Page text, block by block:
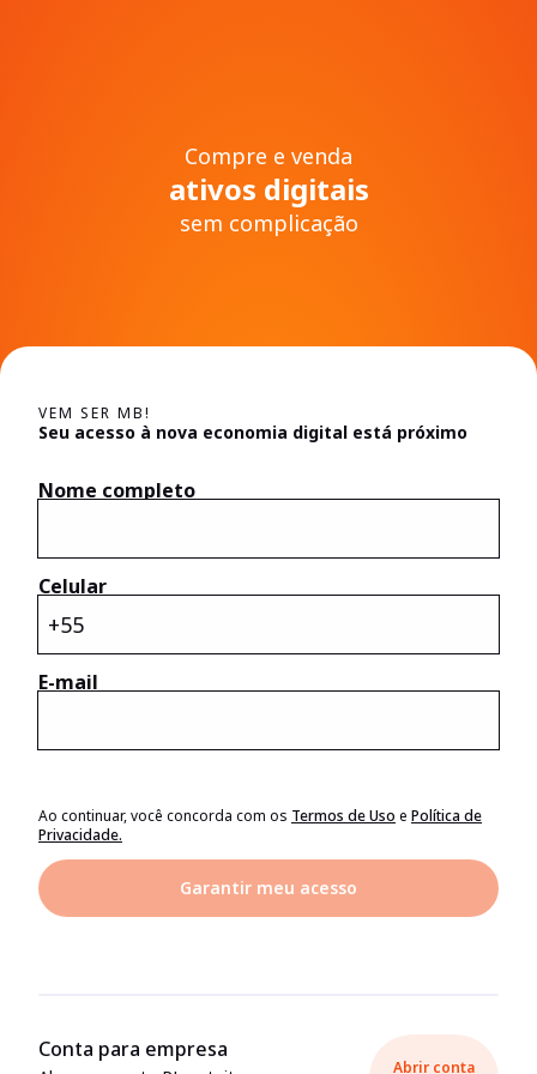
Compre e venda
ativos digitais
sem complicação
VEM SER MB!
Seu acesso à nova economia digital está próximo
Nome completo
Celular
+55
E-mail
Ao continuar, você concorda com os Termos de Uso e Política de
Privacidade.
Garantir meu acesso
Conta para empresa
Abrir conta